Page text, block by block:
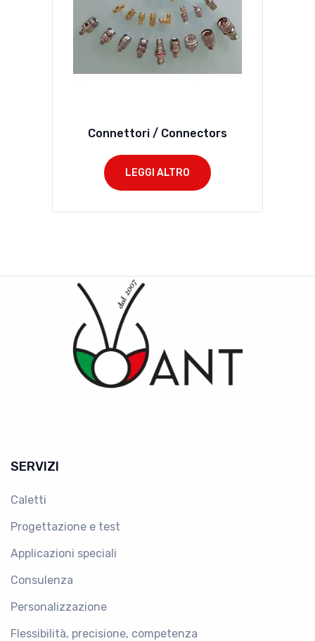
Connettori / Connectors
LEGGI ALTRO
SERVIZI
Caletti
Progettazione e test
Applicazioni speciali
Consulenza
Personalizzazione
Flessibilità, precisione, competenza